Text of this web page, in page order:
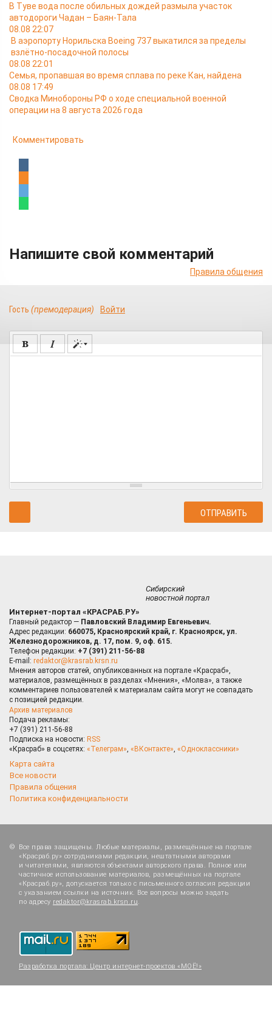
В Туве вода после обильных дождей размыла участок
автодороги Чадан – Баян-Тала
08.08 22:07
В аэропорту Норильска Boeing 737 выкатился за пределы
взлётно-посадочной полосы
08.08 22:01
Семья, пропавшая во время сплава по реке Кан, найдена
08.08 17:49
Сводка Минобороны РФ о ходе специальной военной
операции на 8 августа 2026 года
Комментировать
Напишите свой комментарий
Правила общения
Гость (премодерация) Войти
Сибирский
новостной портал
Интернет-портал «КРАСРАБ.РУ»
Главный редактор — Павловский Владимир Евгеньевич.
Адрес редакции: 660075, Красноярский край, г. Красноярск, ул.
Железнодорожников, д. 17, пом. 9, оф. 615.
Телефон редакции: +7 (391) 211-56-88
E-mail: redaktor@krasrab.krsn.ru
Мнения авторов статей, опубликованных на портале «Красраб»,
материалов, размещённых в разделах «Мнения», «Молва», а также
комментариев пользователей к материалам сайта могут не совпадать
с позицией редакции.
Архив материалов
Подача рекламы:
+7 (391) 211-56-88
Подписка на новости: RSS
«Красраб» в соцсетях: «Телеграм», «ВКонтакте», «Одноклассники»
Карта сайта
Все новости
Правила общения
Политика конфиденциальности
Все права защищены. Любые материалы, размещённые на портале
«Красраб.ру» сотрудниками редакции, нештатными авторами
и читателями, являются объектами авторского права. Полное или
частичное использование материалов, размещённых на портале
«Красраб.ру», допускается только с письменного согласия редакции
с указанием ссылки на источник. Все вопросы можно задать
по адресу redaktor@krasrab.krsn.ru.
Разработка портала: Центр интернет-проектов «МОЁ!»